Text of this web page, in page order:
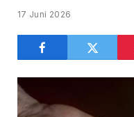
17 Juni 2026